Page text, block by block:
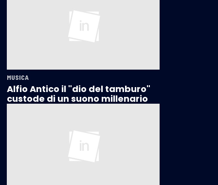
MUSICA
Alfio Antico il "dio del tamburo"
custode di un suono millenario